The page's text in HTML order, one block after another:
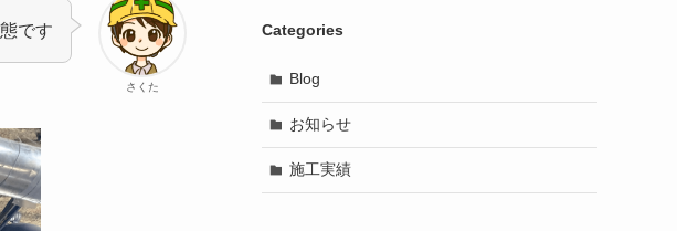
さくた
です Categories
Blog
お知らせ
施工実績